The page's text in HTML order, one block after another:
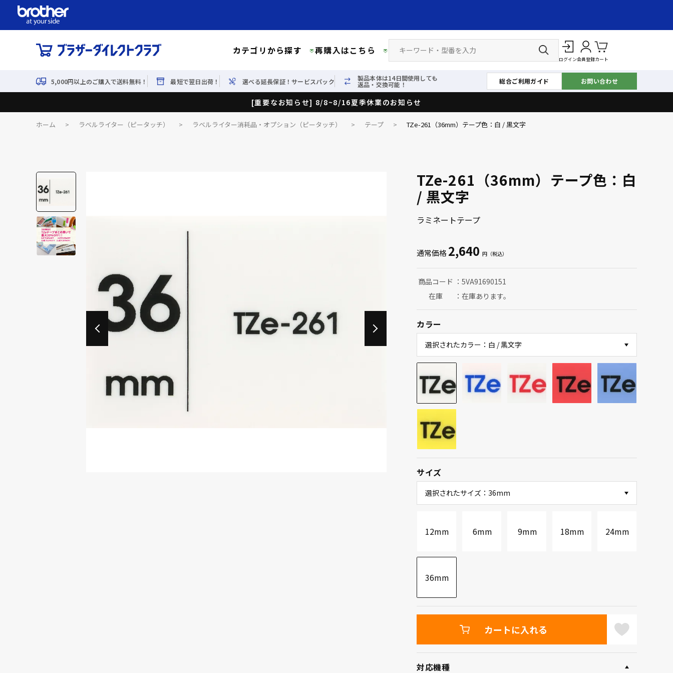
カテゴリから探す 再購入はこちら
ログイン会員登録カート
5,000円以上のご購入で送料無料！ 最短で翌日出荷！ 選べる延長保証！サービスパック 製品本体は14日間使用しても
返品・交換可能！ 総合ご利用ガイド お問い合わせ
[重要なお知らせ] 8/8~8/16夏季休業のお知らせ
ホーム > ラベルライター（ピータッチ） > ラベルライター消耗品・オプション（ピータッチ） > テープ > TZe-261（36mm）テープ色：白 / 黒文字
TZe-261（36mm）テープ色：白
/ 黒文字
ラミネートテープ
通常価格2,640
商品コード
5VA91690151
在庫
在庫あります。
対応機種
カラー
選択されたカラー：白 / 黒文字
サイズ
選択されたサイズ：36mm
12mm 6mm 9mm 18mm 24mm
36mm
カートに入れる